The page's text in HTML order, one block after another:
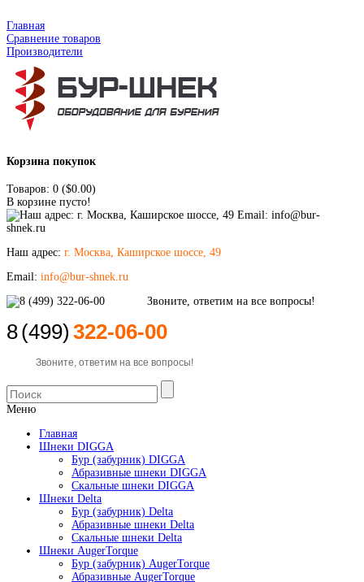
Главная
Сравнение товаров
Производители
Корзина покупок
Товаров: 0 ($0.00)
В корзине пусто!
Наш адрес: г. Москва, Каширское шоссе, 49
Email: info@bur-shnek.ru
8(499) 322-06-00
Звоните, ответим на все вопросы!
Меню
Главная
Шнеки DIGGA
Бур (забурник) DIGGA
Абразивные шнеки DIGGA
Скальные шнеки DIGGA
Шнеки Delta
Бур (забурник) Delta
Абразивные шнеки Delta
Скальные шнеки Delta
Шнеки AugerTorque
Бур (забурник) AugerTorque
Абразивные AugerTorque